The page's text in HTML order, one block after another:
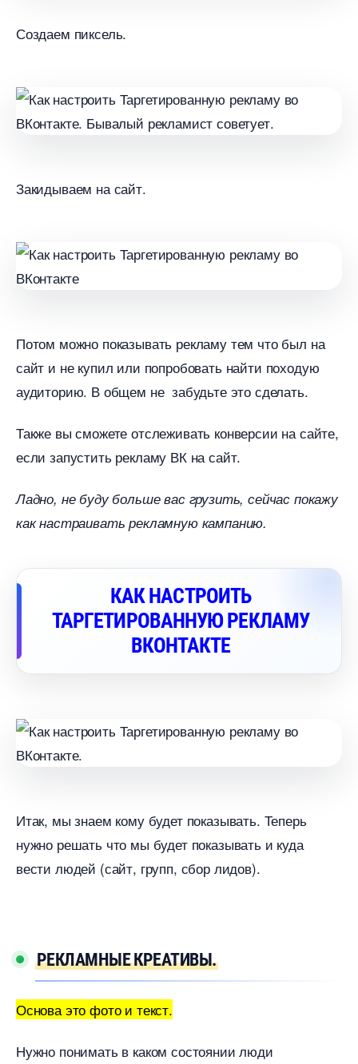
Создаем пиксель.
Закидываем на сайт.
Потом можно показывать рекламу тем что был на
сайт и не купил или попробовать найти походую
аудиторию. В общем не забудьте это сделать.
Также вы сможете отслеживать конверсии на сайте,
если запустить рекламу ВК на сайт.
Ладно, не буду больше вас грузить, сейчас покажу
как настраивать рекламную кампанию.
КАК НАСТРОИТЬ
ТАРГЕТИРОВАННУЮ РЕКЛАМУ
КОНТАКТЕ
Итак, мы знаем кому будет показывать. Теперь
нужно решать что мы будет показывать и куда
ести людей (сайт, групп, сбор лидов).
РЕКЛАМНЫЕ КРЕАТИВЫ.
Основа это фото и текст.
Нужно понимать в каком состоянии люди